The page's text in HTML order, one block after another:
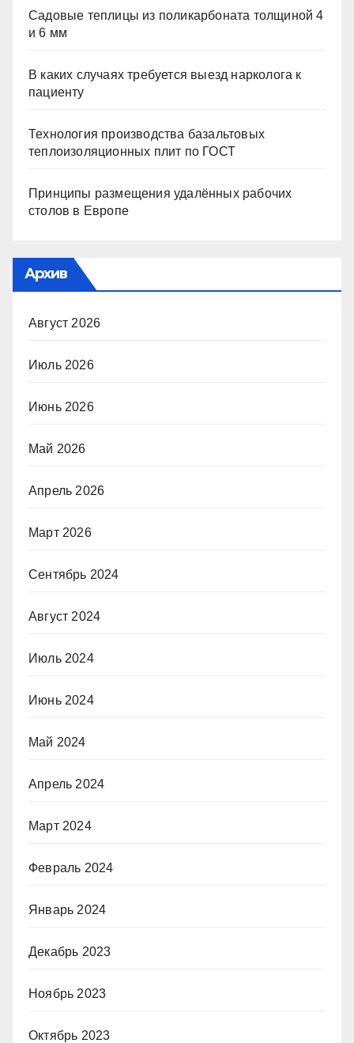
Садовые теплицы из поликарбоната толщиной 4
и 6 мм
В каких случаях требуется выезд нарколога к
пациенту
Технология производства базальтовых
теплоизоляционных плит по ГОСТ
Принципы размещения удалённых рабочих
столов в Европе
Архив
Август 2026
Июль 2026
Июнь 2026
Май 2026
Апрель 2026
Март 2026
Сентябрь 2024
Август 2024
Июль 2024
Июнь 2024
Май 2024
Апрель 2024
Март 2024
Февраль 2024
Январь 2024
Декабрь 2023
Ноябрь 2023
Октябрь 2023